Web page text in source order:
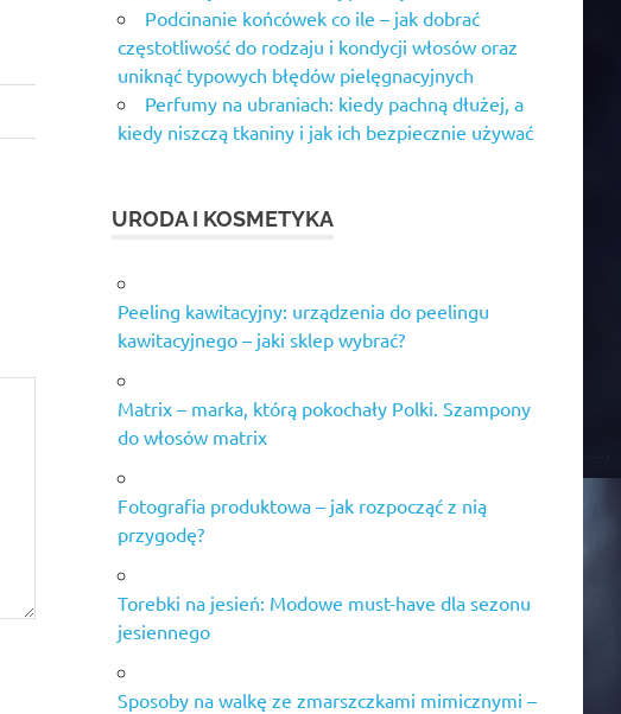
Podcinanie końcówek co ile – jak dobrać
częstotliwość do rodzaju i kondycji włosów oraz
uniknąć typowych błędów pielęgnacyjnych
Perfumy na ubraniach: kiedy pachną dłużej, a
kiedy niszczą tkaniny i jak ich bezpiecznie używać
URODA I KOSMETYKA
Peeling kawitacyjny: urządzenia do peelingu
kawitacyjnego – jaki sklep wybrać?
Matrix – marka, którą pokochały Polki. Szampony
do włosów matrix
Fotografia produktowa – jak rozpocząć z nią
przygodę?
Torebki na jesień: Modowe must-have dla sezonu
jesiennego
Sposoby na walkę ze zmarszczkami mimicznymi –